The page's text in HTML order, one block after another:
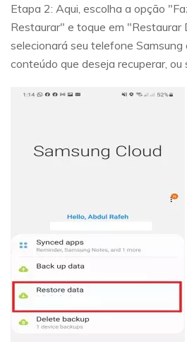
Etapa 2: Aqui, escolha a opção
Restaurar" e toque em "Restaurar
selecionará seu telefone Samsung
conteúdo que deseja recuperar, ou